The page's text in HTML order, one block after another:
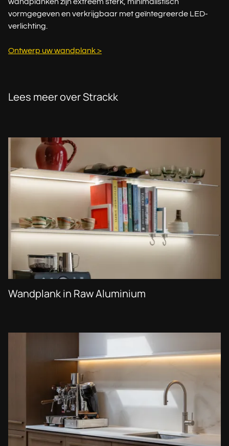
vormgegeven en verkrijgbaar met geïntegreerde LED-
verlichting.
Ontwerp uw wandplank >
Lees meer over Strackk
Wandplank in Raw Aluminium